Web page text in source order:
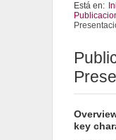
Está en:
key